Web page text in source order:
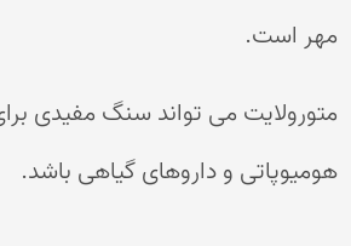
مهر است.
متورولایت می تواند سنگ مفیدی
هومیوپاتی و داروهای گیاهی باشد.